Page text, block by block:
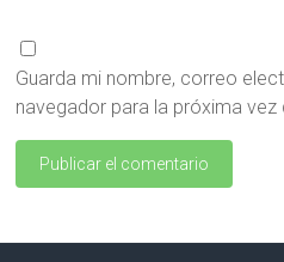
Guarda mi nombre, correo
navegador para la próxima vez